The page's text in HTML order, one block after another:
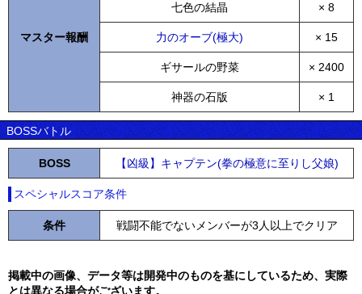
マスター報酬
七色の結晶 × 8
力のオーブ(極大) × 15
ギサールの野菜 × 2400
神器の石版 × 1
BOSSバトル
BOSS 【凶級】キャプテン(拳の極意に至りし父娘)
スペシャルスコア条件
条件 戦闘不能でないメンバーが3人以上でクリア
掲載中の画像、データ等は開発中のものを基にしているため、実際
とは異なる場合がございます。